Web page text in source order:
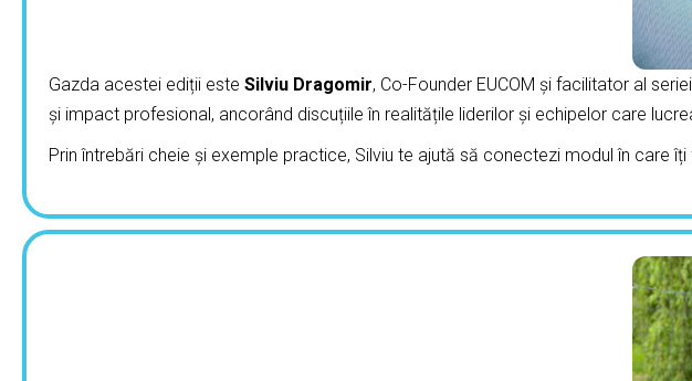
Gazda acestei ediții este Silviu Dragomir, Co-Founder EUCOM și facilitator al
și impact profesional, ancorând discuțiile în realitățile liderilor și echipelor care
Prin întrebări cheie și exemple practice, Silviu te ajută să conectezi modul în care